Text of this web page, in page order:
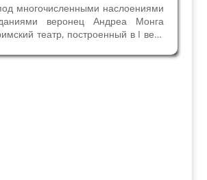
многочисленными наслоениями
веронец Андреа Монга
театр, построенный в I веке
Археологические раскопки